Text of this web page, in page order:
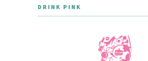
DRINK PINK